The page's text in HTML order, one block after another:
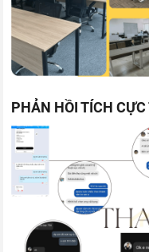
PHẢN HỒI TÍCH